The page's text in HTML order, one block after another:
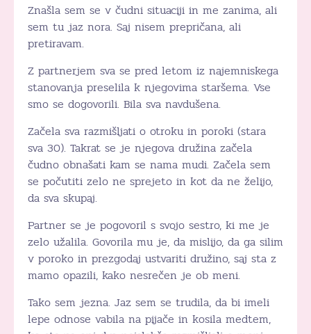
Znašla sem se v čudni situaciji in me zanima, ali
sem tu jaz nora. Saj nisem prepričana, ali
pretiravam.
Z partnerjem sva se pred letom iz najemniskega
stanovanja preselila k njegovima staršema. Vse
smo se dogovorili. Bila sva navdušena.
Začela sva razmišljati o otroku in poroki (stara
sva 30). Takrat se je njegova družina začela
čudno obnašati kam se nama mudi. Začela sem
se počutiti zelo ne sprejeto in kot da ne želijo,
da sva skupaj.
Partner se je pogovoril s svojo sestro, ki me je
zelo užalila. Govorila mu je, da mislijo, da ga silim
v poroko in prezgodaj ustvariti družino, saj sta z
mamo opazili, kako nesrečen je ob meni.
Tako sem jezna. Jaz sem se trudila, da bi imeli
lepe odnose vabila na pijače in kosila medtem,